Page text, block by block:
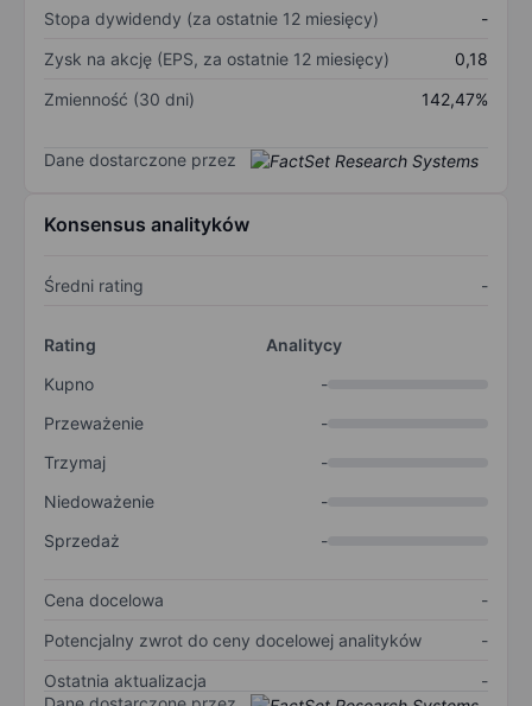
Stopa dywidendy (za ostatnie 12 miesięcy)
-
Zysk na akcję (EPS, za ostatnie 12 miesięcy)
0,18
Zmienność (30 dni)
142,47%
Dane dostarczone przez
Konsensus analityków
Średni rating -
Rating
Analitycy
Kupno
-
Przeważenie
-
Trzymaj
-
Niedoważenie
-
Sprzedaż
-
Cena docelowa
-
Potencjalny zwrot do ceny docelowej analityków
-
Ostatnia aktualizacja
-